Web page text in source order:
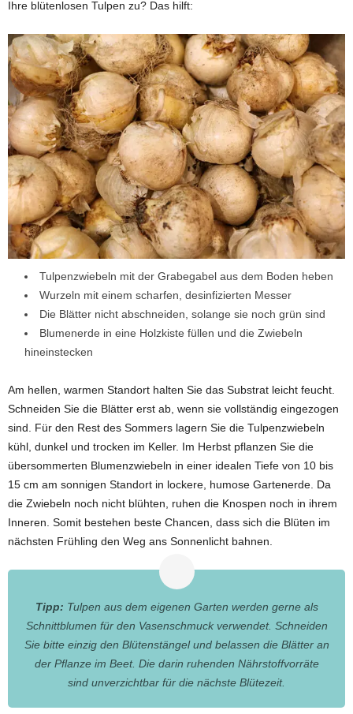
Ihre blütenlosen Tulpen zu? Das hilft:
Tulpenzwiebeln mit der Grabegabel aus dem Boden heben
Wurzeln mit einem scharfen, desinfizierten Messer
Die Blätter nicht abschneiden, solange sie noch grün sind
Blumenerde in eine Holzkiste füllen und die Zwiebeln
hineinstecken
Am hellen, warmen Standort halten Sie das Substrat leicht feucht.
Schneiden Sie die Blätter erst ab, wenn sie vollständig eingezogen
sind. Für den Rest des Sommers lagern Sie die Tulpenzwiebeln
kühl, dunkel und trocken im Keller. Im Herbst pflanzen Sie die
übersommerten Blumenzwiebeln in einer idealen Tiefe von 10 bis
15 cm am sonnigen Standort in lockere, humose Gartenerde. Da
die Zwiebeln noch nicht blühten, ruhen die Knospen noch in ihrem
Inneren. Somit bestehen beste Chancen, dass sich die Blüten im
nächsten Frühling den Weg ans Sonnenlicht bahnen.
Tipp: Tulpen aus dem eigenen Garten werden gerne als
Schnittblumen für den Vasenschmuck verwendet. Schneiden
Sie bitte einzig den Blütenstängel und belassen die Blätter an
der Pflanze im Beet. Die darin ruhenden Nährstoffvorräte
sind unverzichtbar für die nächste Blütezeit.